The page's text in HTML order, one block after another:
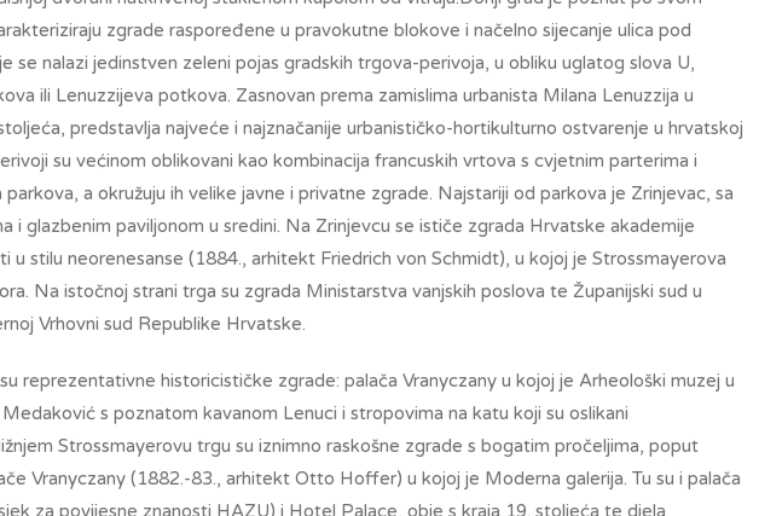
zgrade raspoređene u pravokutne blokove i načelno sijecanje ulica pod
se nalazi jedinstven zeleni pojas gradskih trgova-perivoja, u obliku uglatog slova U,
ili Lenuzzijeva potkova. Zasnovan prema zamislima urbanista Milana Lenuzzija u
predstavlja najveće i najznačanije urbanističko-hortikulturno ostvarenje u hrvatskoj
su većinom oblikovani kao kombinacija francuskih vrtova s cvjetnim parterima i
a okružuju ih velike javne i privatne zgrade. Najstariji od parkova je Zrinjevac, sa
i glazbenim paviljonom u sredini. Na Zrinjevcu se ističe zgrada Hrvatske akademije
u stilu neorenesanse (1884., arhitekt Friedrich von Schmidt), u kojoj je Strossmayerova
Na istočnoj strani trga su zgrada Ministarstva vanjskih poslova te Županijski sud u
Vrhovni sud Republike Hrvatske.
reprezentativne historicističke zgrade: palača Vranyczany u kojoj je Arheološki muzej u
s poznatom kavanom Lenuci i stropovima na katu koji su oslikani
Strossmayerovu trgu su iznimno raskošne zgrade s bogatim pročeljima, poput
Vranyczany (1882.-83., arhitekt Otto Hoffer) u kojoj je Moderna galerija. Tu su i palača
za povijesne znanosti HAZU) i Hotel Palace, obje s kraja 19. stoljeća te djela